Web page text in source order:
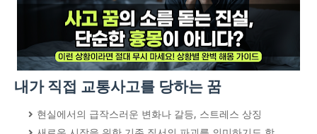
내가 직접 교통사고를 당하는 꿈
현실에서의 급작스러운 변화나 갈등, 스트레스 상징